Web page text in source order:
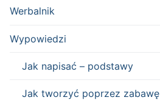
Werbalnik
Wypowiedzi
Jak napisać – podstawy
Jak tworzyć poprzez zabawę